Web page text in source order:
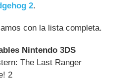
2.
con la lista completa.
Nintendo 3DS
The Last Ranger
2